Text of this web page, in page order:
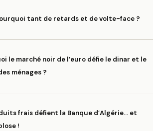
tant de retards et de volte-face ?
le marché noir de l’euro défie le dinar et le
ménages ?
frais défient la Banque d’Algérie… et
!